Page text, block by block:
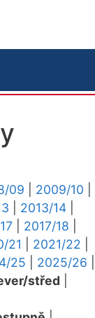
09 2009/10
2013/14
2017/18
21 2021/22
25 2025/26
střed